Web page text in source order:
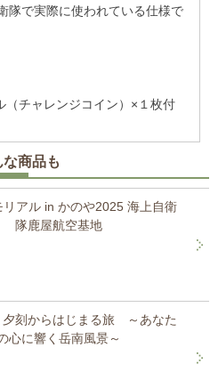
隊で実際に使われている仕様で
チャレンジコイン）×１枚付
商品も
リアル in かのや2025 海上自衛
隊鹿屋航空基地
刻からはじまる旅 ～あなた
心に響く岳南風景～